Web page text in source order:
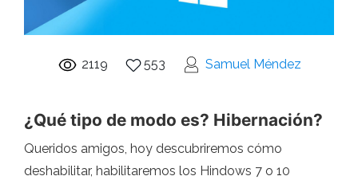
2119 553 Samuel Méndez
¿Qué tipo de modo es? Hibernación?
Queridos amigos, hoy descubriremos cómo
deshabilitar, habilitaremos los Hindows 7 o 10